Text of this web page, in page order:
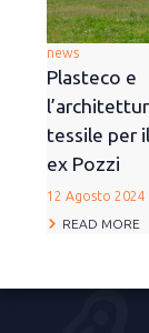
news
Plasteco e
tessile per
ex Pozzi
12 Agosto 2024
READ MORE